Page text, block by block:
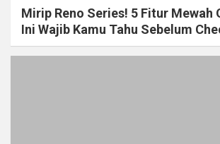
Mirip Reno Series! 5 Fitur Mewah
Ini Wajib Kamu Tahu Sebelum